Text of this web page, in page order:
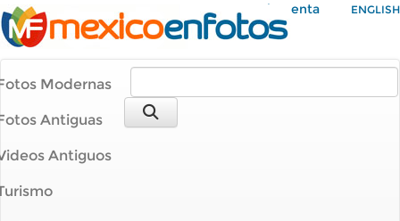
Mi Cuenta ENGLISH
Modernas
Antiguas
Antiguos